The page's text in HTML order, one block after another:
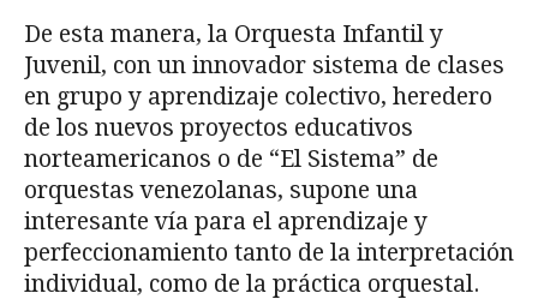
De esta manera, la Orquesta Infantil y
Juvenil, con un innovador sistema de clases
en grupo y aprendizaje colectivo, heredero
de los nuevos proyectos educativos
norteamericanos o de “El Sistema” de
orquestas venezolanas, supone una
interesante vía para el aprendizaje y
perfeccionamiento tanto de la interpretación
individual, como de la práctica orquestal.